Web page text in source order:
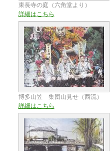
東長寺の庭（六角堂より）
詳細はこちら
博多山笠 集団山見せ（西流）
詳細はこちら